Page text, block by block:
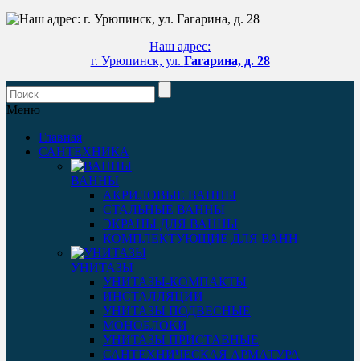
Наш адрес:
г. Урюпинск, ул. Гагарина, д. 28
Меню
Главная
САНТЕХНИКА
ВАННЫ
АКРИЛОВЫЕ ВАННЫ
СТАЛЬНЫЕ ВАННЫ
ЭКРАНЫ ДЛЯ ВАННЫ
КОМПЛЕКТУЮЩИЕ ДЛЯ ВАНН
УНИТАЗЫ
УНИТАЗЫ-КОМПАКТЫ
ИНСТАЛЛЯЦИИ
УНИТАЗЫ ПОДВЕСНЫЕ
МОНОБЛОКИ
УНИТАЗЫ ПРИСТАВНЫЕ
САНТЕХНИЧЕСКАЯ АРМАТУРА